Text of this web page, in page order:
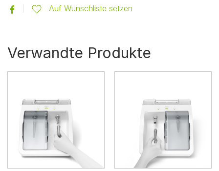
Auf Wunschliste setzen
Verwandte Produkte